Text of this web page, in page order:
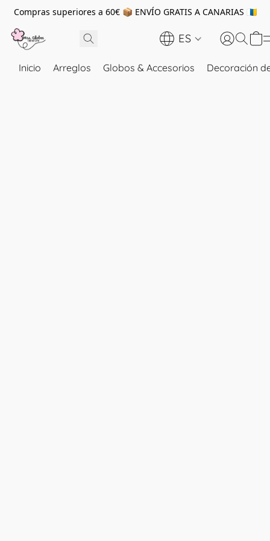
Compras superiores a 60€ 📦 ENVÍO GRATIS A CANARIAS 🇮🇨
ES
Inicio Arreglos Globos & Accesorios Decoración